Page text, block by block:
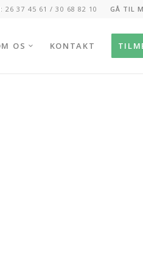
GÅ TIL
26 37 45 61 / 30 68 82 10
OS KONTAKT